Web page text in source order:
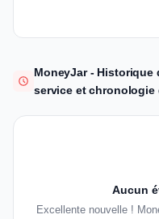
MoneyJar - Historique
service et chronologie
Aucun
Excellente nouvelle !